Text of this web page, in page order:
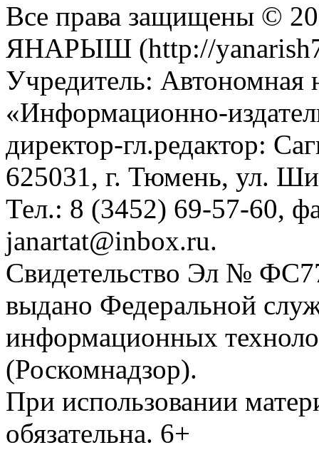
Все права защищены ©
ЯНАРЫШ (http://
Учредитель: Автономная
«Информационно-
директор-гл.редактор:
625031, г. Тюмень, ул.
Тел.: 8 (3452) 69-57-60,
janartat@inbox.ru.
Свидетельство Эл №
выдано Федеральной
информационных
(Роскомнадзор).
При использовании
обязательна. 6+